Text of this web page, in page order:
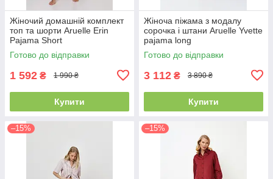
Жіночий домашній комплект
топ та шорти Aruelle Erin
Pajama Short
Готово до відправки
1 592 ₴ 1 990 ₴
Купити
Жіноча піжама з модалу
сорочка і штани Aruelle Yvette
pajama long
Готово до відправки
3 112 ₴ 3 890 ₴
Купити
–15% –15%